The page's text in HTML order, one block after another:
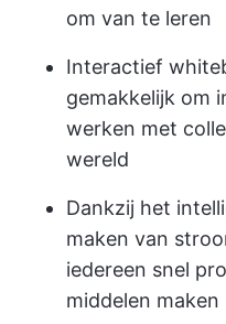
om van te leren
Interactief
gemakkelijk om
werken met
wereld
Dankzij het
maken van
iedereen snel
middelen maken